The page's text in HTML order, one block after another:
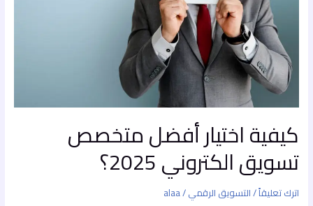
كيفية اختيار أفضل متخصص
تسويق الكتروني 2025؟
اترك تعليقاً/التسويق الرقمي/
alaa